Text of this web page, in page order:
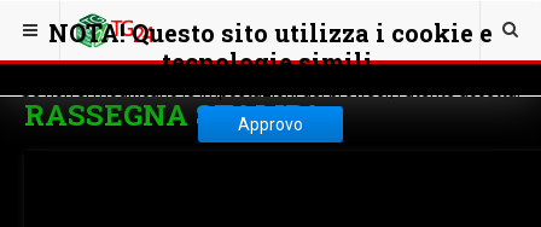
NOTA! Questo sito utilizza i cookie e
tecnologie simili.
Approvo
RASSEGNA STAMPA